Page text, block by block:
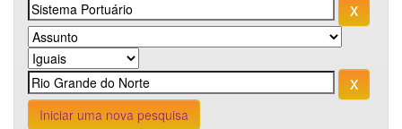
Iniciar uma nova pesquisa